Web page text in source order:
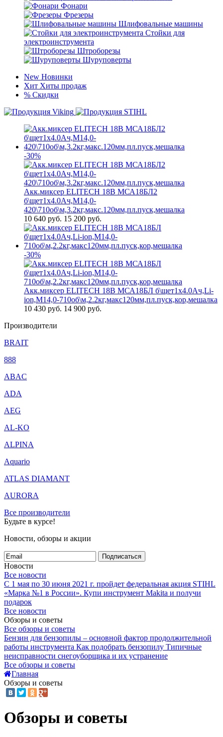
Фонари
Фрезеры
Шлифовальные машины
Стойки для
электроинструмента
Штроборезы
Шуруповерты
New Новинки
Хит Хиты продаж
% Скидки
-30%
Акк.миксер ELITECH 18В МСА18БЛ2
б\щет1х4.0Ач,М14,0-
420\710об\м,3.2кг,макс.120мм,пл.пуск,мешалка
10 640 руб. 15 200 руб.
-30%
Акк.миксер ELITECH 18В МСА18БЛ б\щет1х4.0Ач,Li-
ion,М14,0-710об\м,2.2кг,макс120мм,пл.пуск,кор,мешалка
10 430 руб. 14 900 руб.
Производители
BRAIT
888
ABAC
ADA
AEG
AL-KO
ALPINA
Aquario
ATLAS DIAMANT
AURORA
Все производители
Будьте в курсе!
Новости, обзоры и акции
Подписаться
Новости
Все новости
С 1 мая по 30 июня 2021 г. пройдет федеральная акция STIHL
«Марка №1 в России». Купи инструмент Makita и получи
подарок
Все новости
Обзоры и советы
Все обзоры и советы
Бензин для бензопилы – основной фактор продолжительной
работы инструмента Как подобрать бензопилу Типичные
неисправности снегоуборщика и их устранение
Все обзоры и советы
Главная
Обзоры и советы
Обзоры и советы